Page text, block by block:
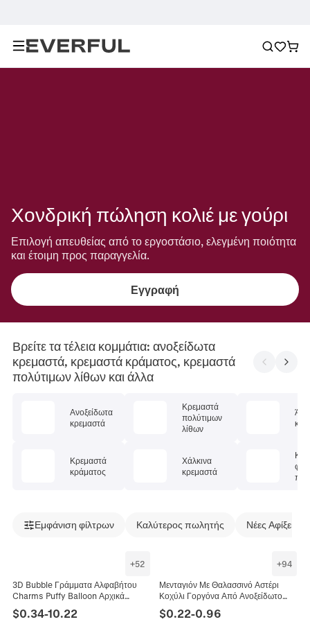
Χονδρική πώληση κολιέ με γούρι
Επιλογή απευθείας από το εργοστάσιο, ελεγμένη ποιότητα
και έτοιμη προς παραγγελία.
Εγγραφή
Βρείτε τα τέλεια κομμάτια: ανοξείδωτα
κρεμαστά, κρεμαστά κράματος, κρεμαστά
πολύτιμων λίθων και άλλα
Ανοξείδωτα
κρεμαστά
Κρεμαστά
κράματος
Κρεμαστά
πολύτιμων
λίθων
Χάλκινα
κρεμαστά
Εμφάνιση φίλτρων Καλύτερος πωλητής Νέες Αφίξεις
+52
3D Bubble Γράμματα Αλφαβήτου
Charms Puffy Balloon Αρχικά
Μενταγιόν Ανοξείδωτο Ατσάλι DIY
Αξεσουάρ Κατασκευής Κοσμημάτων
$0.34-10.22
+94
Μενταγιόν Με Θαλασσινό Αστέρι
Κοχύλι Γοργόνα Από Ανοξείδωτο
Χάλυβα Για Κατασκευή Κοσμημάτων
DIY Βραχιόλι Κολιέ
$0.22-0.96